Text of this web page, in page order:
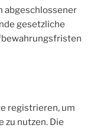
abgeschlossener
gesetzliche
registrieren, um
zu nutzen. Die